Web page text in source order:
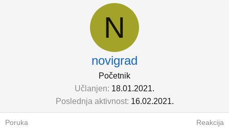
N
novigrad
Početnik
Učlanjen 18.01.2021.
Poslednja aktivnost 16.02.2021.
Poruka Reakcija